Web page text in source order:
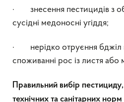
· знесення пестицидів з
сусідні медоносні угіддя;
· нерідко отруєння бджіл
споживанні рос із листя або
Правильний вибір пестициду,
технічних та санітарних